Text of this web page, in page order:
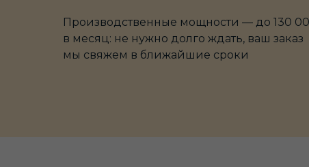
Производственные мощности — до 130
в месяц: не нужно долго ждать, ваш заказ
мы свяжем в ближайшие сроки